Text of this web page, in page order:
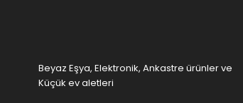
Beyaz Eşya, Elektronik, Ankastre ürünler ve
Küçük ev aletleri